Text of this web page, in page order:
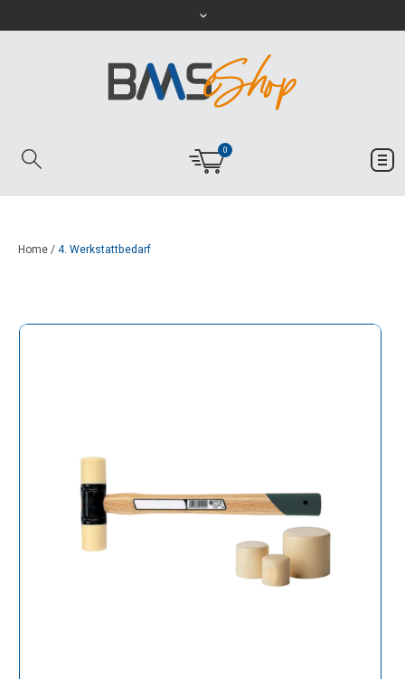
0
Home/4. Werkstattbedarf